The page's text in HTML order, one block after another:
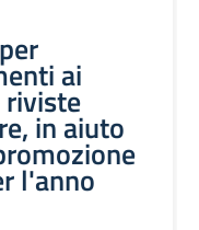
ai
riviste
in aiuto
l'anno